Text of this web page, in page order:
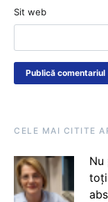
Sit web
CELE MAI CITITE
Nu
toți